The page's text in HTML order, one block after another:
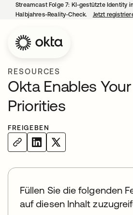
Streamcast Folge 7: KI-gestützte Identity
Halbjahres-Reality-Check.
Jetzt
RESOURCES
Okta Enables
Priorities
FREIGEBEN
Füllen Sie die folgenden
auf diesen Inhalt